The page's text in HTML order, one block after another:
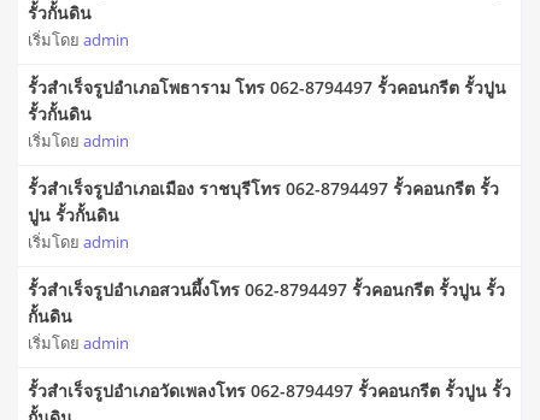
รั้วกั้นดิน
เริ่มโดย admin
รั้วสำเร็จรูปอำเภอโพธาราม โทร 062-8794497 รั้วคอนกรีต รั้วปูน
รั้วกั้นดิน
เริ่มโดย admin
รั้วสำเร็จรูปอำเภอเมือง ราชบุรีโทร 062-8794497 รั้วคอนกรีต รั้ว
ปูน รั้วกั้นดิน
เริ่มโดย admin
รั้วสำเร็จรูปอำเภอสวนผึ้งโทร 062-8794497 รั้วคอนกรีต รั้วปูน รั้ว
กั้นดิน
เริ่มโดย admin
รั้วสำเร็จรูปอำเภอวัดเพลงโทร 062-8794497 รั้วคอนกรีต รั้วปูน รั้ว